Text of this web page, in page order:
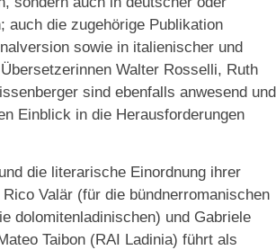
auch die zugehörige Publikation
sowie in italienischer und
Walter Rosselli, Ruth
sind ebenfalls anwesend und
Einblick in die Herausforderungen
die literarische Einordnung ihrer
Valär (für die bündnerromanischen
dolomitenladinischen) und Gabriele
Taibon (RAI Ladinia) führt als